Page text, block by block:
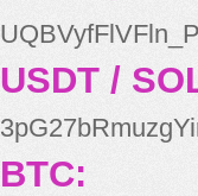
USDT /
BTC: